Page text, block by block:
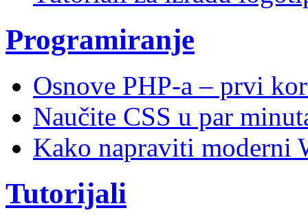
Programiranje
Osnove PHP-a – prvi
Naučite CSS u par
Kako napraviti moderni
Tutorijali